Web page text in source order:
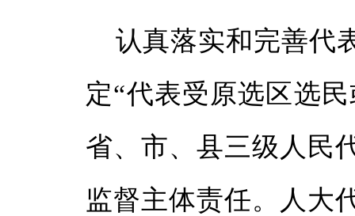
认真落实和完善代
定“代表受原选区选
省、市、县三级人民
监督主体责任。人大